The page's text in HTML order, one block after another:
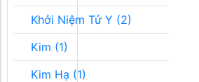
Khởi Niệm Tử Y (2)
Kim (1)
Kim Hạ (1)